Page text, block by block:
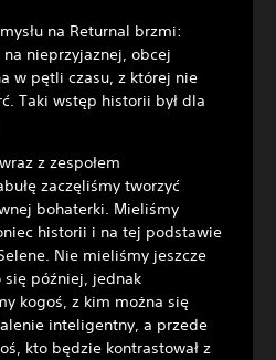
na Returnal brzmi:
nieprzyjaznej, obcej
w pętli czasu, z której nie
Taki wstęp historii był dla
z zespołem
zaczęliśmy tworzyć
bohaterki. Mieliśmy
historii i na tej podstawie
Nie mieliśmy jeszcze
się później, jednak
kogoś, z kim można się
inteligentny, a przede
kto będzie kontrastował z